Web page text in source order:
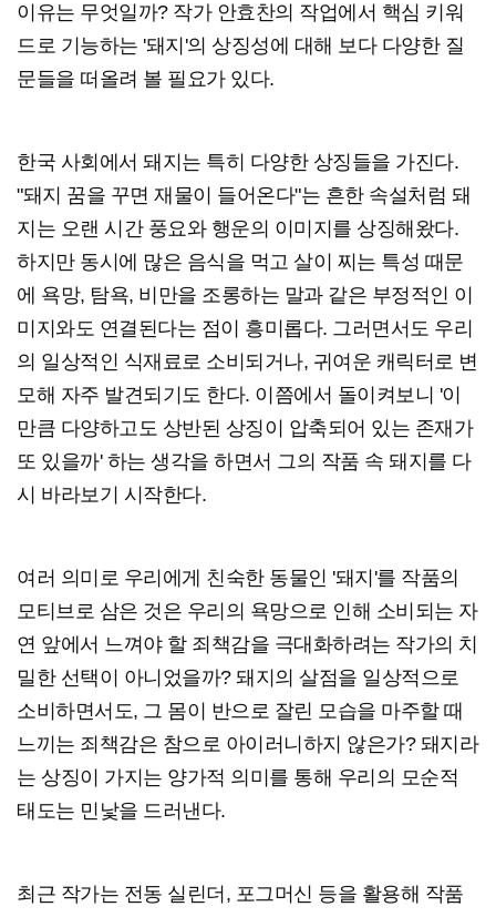
이유는 무엇일까? 작가 안효찬의 작업에서 핵심 키워
드로 기능하는 '돼지'의 상징성에 대해 보다 다양한 질
문들을 떠올려 볼 필요가 있다.
한국 사회에서 돼지는 특히 다양한 상징들을 가진다.
"돼지 꿈을 꾸면 재물이 들어온다"는 흔한 속설처럼 돼
지는 오랜 시간 풍요와 행운의 이미지를 상징해왔다.
하지만 동시에 많은 음식을 먹고 살이 찌는 특성 때문
에 욕망, 탐욕, 비만을 조롱하는 말과 같은 부정적인 이
미지와도 연결된다는 점이 흥미롭다. 그러면서도 우리
의 일상적인 식재료로 소비되거나, 귀여운 캐릭터로 변
모해 자주 발견되기도 한다. 이쯤에서 돌이켜보니 '이
만큼 다양하고도 상반된 상징이 압축되어 있는 존재가
또 있을까' 하는 생각을 하면서 그의 작품 속 돼지를 다
시 바라보기 시작한다.
여러 의미로 우리에게 친숙한 동물인 '돼지'를 작품의
모티브로 삼은 것은 우리의 욕망으로 인해 소비되는 자
연 앞에서 느껴야 할 죄책감을 극대화하려는 작가의 치
밀한 선택이 아니었을까? 돼지의 살점을 일상적으로
소비하면서도, 그 몸이 반으로 잘린 모습을 마주할 때
느끼는 죄책감은 참으로 아이러니하지 않은가? 돼지라
는 상징이 가지는 양가적 의미를 통해 우리의 모순적
태도는 민낯을 드러낸다.
최근 작가는 전동 실린더, 포그머신 등을 활용해 작품